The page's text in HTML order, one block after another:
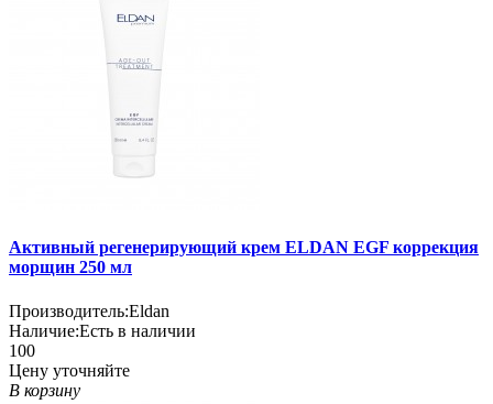
Активный регенерирующий крем ELDAN EGF коррекция
морщин 250 мл
Производитель:Eldan
Наличие:Есть в наличии
100
Цену уточняйте
В корзину